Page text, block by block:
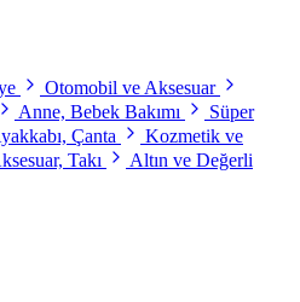
Otomobil ve Aksesuar
Anne, Bebek Bakımı
Süper
Çanta
Kozmetik ve
Takı
Altın ve Değerli